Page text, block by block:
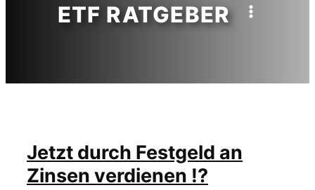
ETF RATGEBER
Jetzt durch Festgeld an
Zinsen verdienen !?